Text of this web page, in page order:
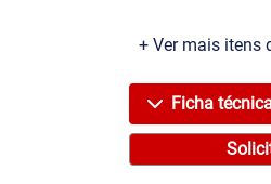
+ Ver mais itens
Ficha